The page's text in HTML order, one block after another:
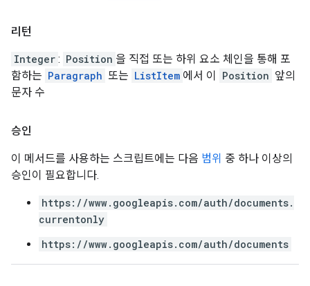
리턴
Integer : Position 을 직접 또는 하위 요소 체인을 통해 포
함하는 Paragraph 또는 ListItem 에서 이 Position 앞의
문자 수
승인
이 메서드를 사용하는 스크립트에는 다음 범위 중 하나 이상의
승인이 필요합니다.
https://www.googleapis.com/auth/documents.
currentonly
https://www.googleapis.com/auth/documents